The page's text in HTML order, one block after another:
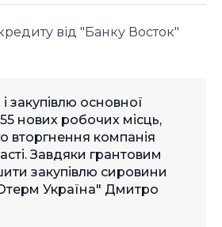
від "Банку Восток"
основної
нових робочих місць,
вторгнення компанія
Завдяки грантовим
закупівлю сировини
Україна" Дмитро